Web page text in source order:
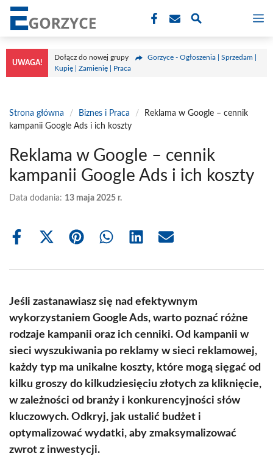
Przejdź
treści
UWAGA!
Dołącz do nowej grupy
Gorzyce - Ogłoszenia | Sprzedam |
Kupię | Zamienię | Praca
Strona główna / Biznes i Praca /
Reklama w Google – cennik
kampanii Google Ads i ich koszty
Reklama w Google – cennik
kampanii Google Ads i ich koszty
Data dodania: 13 maja 2025 r.
Share
Share
(Twitter)
Share Share Share Share
Jeśli zastanawiasz się nad efektywnym
wykorzystaniem Google Ads, warto poznać różne
rodzaje kampanii oraz ich cenniki. Od kampanii w
sieci wyszukiwania po reklamy w sieci reklamowej,
każdy typ ma unikalne koszty, które mogą sięgać od
kilku groszy do kilkudziesięciu złotych za kliknięcie,
w zależności od branży i konkurencyjności słów
kluczowych. Odkryj, jak ustalić budżet i
optymalizować wydatki, aby zmaksymalizować
zwrot z inwestycji.